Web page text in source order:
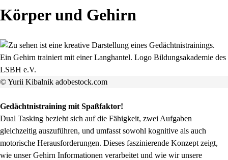
Körper und Gehirn
© Yurii Kibalnik adobestock.com
Gedächtnistraining mit Spaßfaktor!
Dual Tasking bezieht sich auf die Fähigkeit, zwei Aufgaben
gleichzeitig auszuführen, und umfasst sowohl kognitive als auch
motorische Herausforderungen. Dieses faszinierende Konzept zeigt,
wie unser Gehirn Informationen verarbeitet und wie wir unsere